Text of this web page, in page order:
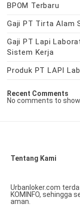
BPOM Terbaru
Gaji PT Tirta Alam
Gaji PT Lapi
Sistem Kerja
Produk PT LAPI
Recent Comments
No comments to show.
Tentang Kami
Urbanloker.com
KOMINFO, sehingga
aman.